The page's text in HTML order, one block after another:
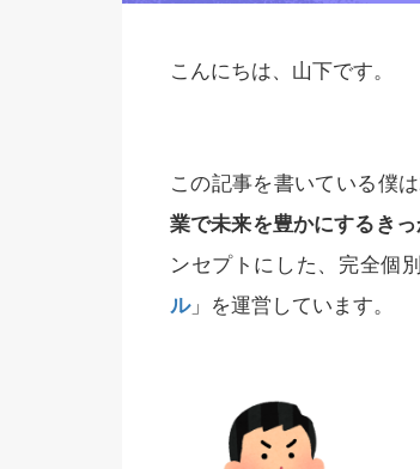
こんにちは、山下です。
この記事を書いている僕
業で未来を豊かにするきっ
ンセプトにした、完全個
ル」を運営しています。